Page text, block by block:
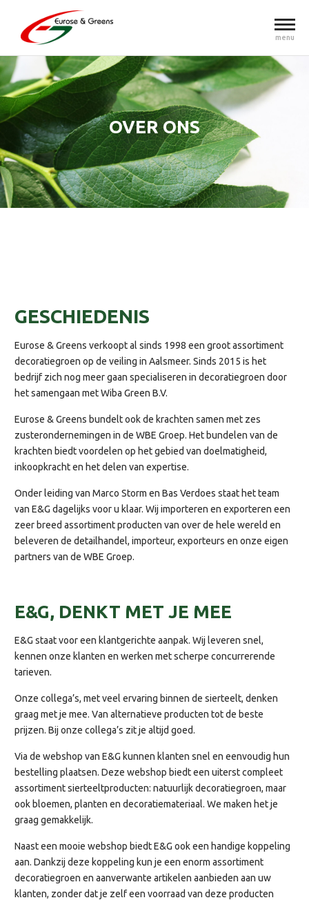
menu
OVER ONS
GESCHIEDENIS
Eurose & Greens verkoopt al sinds 1998 een groot assortiment
decoratiegroen op de veiling in Aalsmeer. Sinds 2015 is het
bedrijf zich nog meer gaan specialiseren in decoratiegroen door
het samengaan met Wiba Green B.V.
Eurose & Greens bundelt ook de krachten samen met zes
zusterondernemingen in de WBE Groep. Het bundelen van de
krachten biedt voordelen op het gebied van doelmatigheid,
inkoopkracht en het delen van expertise.
Onder leiding van Marco Storm en Bas Verdoes staat het team
van E&G dagelijks voor u klaar. Wij importeren en exporteren een
zeer breed assortiment producten van over de hele wereld en
beleveren de detailhandel, importeur, exporteurs en onze eigen
partners van de WBE Groep.
E&G, DENKT MET JE MEE
E&G staat voor een klantgerichte aanpak. Wij leveren snel,
kennen onze klanten en werken met scherpe concurrerende
tarieven.
Onze collega’s, met veel ervaring binnen de sierteelt, denken
graag met je mee. Van alternatieve producten tot de beste
prijzen. Bij onze collega’s zit je altijd goed.
Via de webshop van E&G kunnen klanten snel en eenvoudig hun
bestelling plaatsen. Deze webshop biedt een uiterst compleet
assortiment sierteeltproducten: natuurlijk decoratiegroen, maar
ook bloemen, planten en decoratiemateriaal. We maken het je
graag gemakkelijk.
Naast een mooie webshop biedt E&G ook een handige koppeling
aan. Dankzij deze koppeling kun je een enorm assortiment
decoratiegroen en aanverwante artikelen aanbieden aan uw
klanten, zonder dat je zelf een voorraad van deze producten